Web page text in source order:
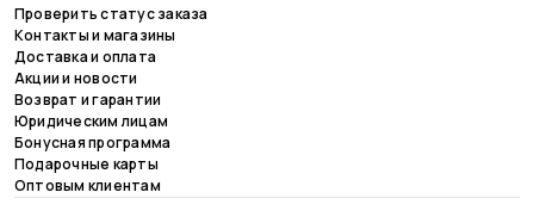
Проверить статус заказа
Контакты и магазины
Доставка и оплата
Акции и новости
Возврат и гарантии
Юридическим лицам
Бонусная программа
Подарочные карты
Оптовым клиентам